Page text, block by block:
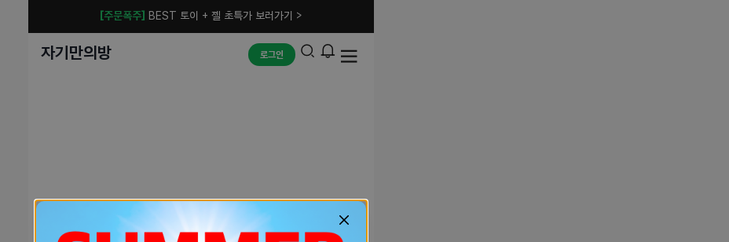
[주문폭주] BEST 토이 + 젤 초특가 보러가기 >
자기만의방 로그인